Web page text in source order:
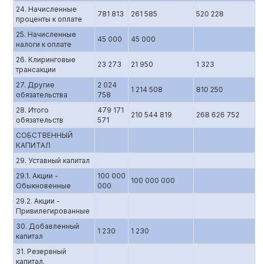
24. Начисленные
проценты к оплате
781 813 261 585 520 228
25. Начисленные
налоги к оплате
45 000 45 000
26. Клиринговые
трансакции
23 273 21 950 1 323
27. Другие
обязательства
2 024
758
1 214 508 810 250
28. Итого
обязательств
479 171
571
210 544 819 268 626 752
СОБСТВЕННЫЙ
КАПИТАЛ
29. Уставный капитал
29.1. Акции -
Обыкновенные
100 000
000
100 000 000
29.2. Акции -
Привилегированные
30. Добавленный
капитал
1 230 1 230
31. Резервный
капитал.